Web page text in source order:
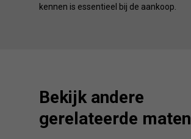
kennen is essentieel bij de aankoop.
Bekijk andere
gerelateerde maten